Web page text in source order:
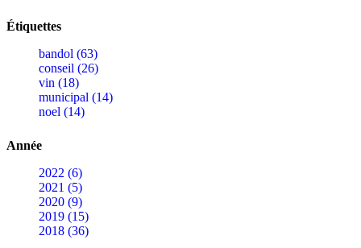
Étiquettes
bandol (63)
conseil (26)
vin (18)
municipal (14)
noel (14)
Année
2022 (6)
2021 (5)
2020 (9)
2019 (15)
2018 (36)